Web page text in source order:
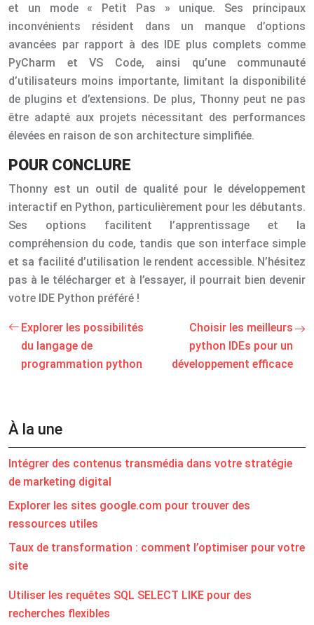
et un mode « Petit Pas » unique. Ses principaux
inconvénients résident dans un manque d’options
avancées par rapport à des IDE plus complets comme
PyCharm et VS Code, ainsi qu’une communauté
d’utilisateurs moins importante, limitant la disponibilité
de plugins et d’extensions. De plus, Thonny peut ne pas
être adapté aux projets nécessitant des performances
élevées en raison de son architecture simplifiée.
POUR CONCLURE
Thonny est un outil de qualité pour le développement
interactif en Python, particulièrement pour les débutants.
Ses options facilitent l’apprentissage et la
compréhension du code, tandis que son interface simple
et sa facilité d’utilisation le rendent accessible. N’hésitez
pas à le télécharger et à l’essayer, il pourrait bien devenir
votre IDE Python préféré !
Explorer les possibilités
du langage de
programmation python
Choisir les meilleurs
python IDEs pour un
développement efficace
À la une
Intégrer des contenus transmédia dans votre stratégie
de marketing digital
Explorer les sites google.com pour trouver des
ressources utiles
Taux de transformation : comment l’optimiser pour votre
site
Utiliser les requêtes SQL SELECT LIKE pour des
recherches flexibles